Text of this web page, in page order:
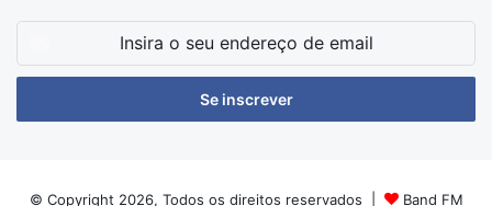
seu
de
© Copyright 2026, Todos os direitos reservados | Band FM